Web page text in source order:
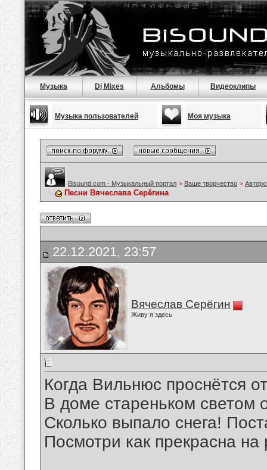
Музыка Dj Mixes Альбомы Видеоклипы
Музыка пользователей Моя музыка
Bisound.com - Музыкальный портал > Ваше творчество >
Песни Вячеслава Серёгина
22.12.2021, 23:57
Вячеслав Серёгин
Живу я здесь
Когда Вильнюс проснётся
В доме стареньком светом
Сколько выпало снега!
Посмотри как прекрасна на